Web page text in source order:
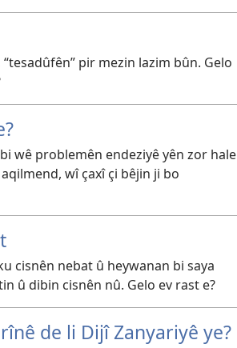
pir mezin lazim bûn. Gelo
wê problemên endeziyê yên zor hale
wî çaxî çi bêjin ji bo
cisnên nebat û heywanan bi saya
û dibin cisnên nû. Gelo ev rast e?
de li Dijî Zanyariyê ye?